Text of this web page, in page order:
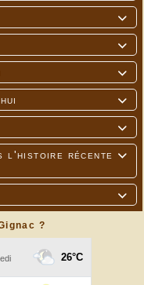






l'histoire récente

?